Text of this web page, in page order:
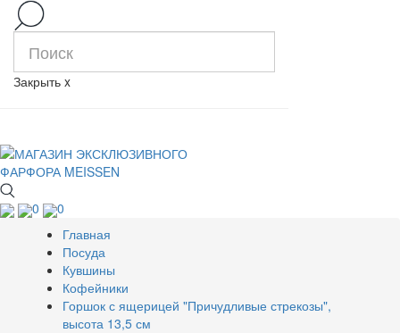
Закрыть x
0
0
Главная
Посуда
Кувшины
Кофейники
Горшок с ящерицей "Причудливые стрекозы",
высота 13,5 см